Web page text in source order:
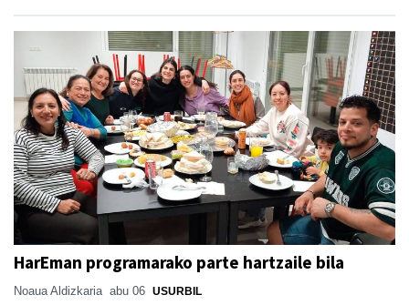
HarEman programarako parte hartzaile bila
Noaua Aldizkaria abu 06 USURBIL